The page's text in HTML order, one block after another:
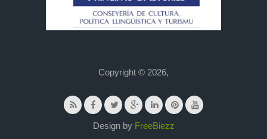
Copyright © 2026,
Design by FreeBiezz